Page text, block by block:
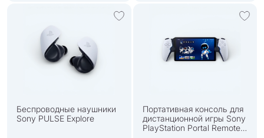
Беспроводные наушники
Sony PULSE Explore
Портативная консоль для
дистанционной игры Sony
PlayStation Portal Remote